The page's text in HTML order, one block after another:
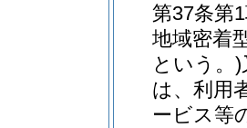
第37条第
地域密着
という。)
は、利用
ービス等